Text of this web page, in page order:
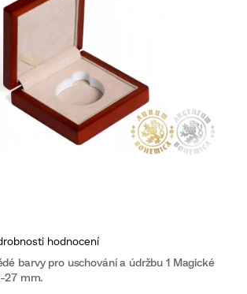
barvy pro uschování a údržbu 1 Magické
27 mm.
hodnocení